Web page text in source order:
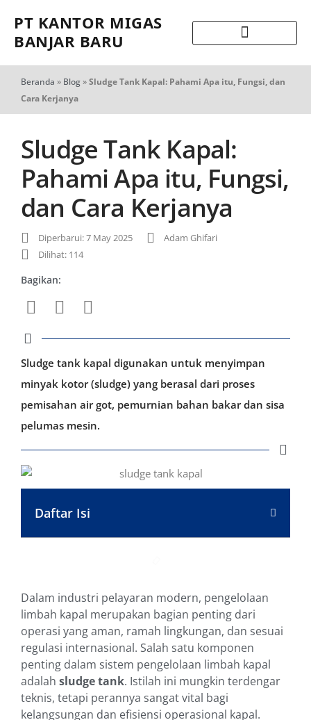
PT KANTOR MIGAS
BANJAR BARU
Beranda » Blog»Sludge Tank Kapal: Pahami Apa itu, Fungsi, dan
Cara Kerjanya
Sludge Tank Kapal:
Pahami Apa itu, Fungsi,
dan Cara Kerjanya
Diperbarui: 7 May 2025
Adam Ghifari
Dilihat: 114
Bagikan:
Sludge tank kapal digunakan untuk menyimpan
minyak kotor (sludge) yang berasal dari proses
pemisahan air got, pemurnian bahan bakar dan sisa
pelumas mesin.
Daftar Isi
Dalam industri pelayaran modern, pengelolaan
limbah kapal merupakan bagian penting dari
operasi yang aman, ramah lingkungan, dan sesuai
regulasi internasional. Salah satu komponen
penting dalam sistem pengelolaan limbah kapal
adalah sludge tank. Istilah ini mungkin terdengar
teknis, tetapi perannya sangat vital bagi
kelangsungan dan efisiensi operasional kapal.